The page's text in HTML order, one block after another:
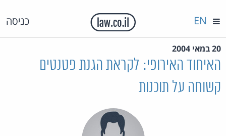
כניסה EN
20 במאי 2004
האיחוד האירופי: לקראת הגנת פטנטים
קשוחה על תוכנות